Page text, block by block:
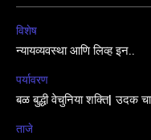
विशेष
न्यायव्यवस्था आणि लिव्ह इन..
पर्यावरण
बळ बुद्धी वेचुनिया शक्ति| उदक
ताजे